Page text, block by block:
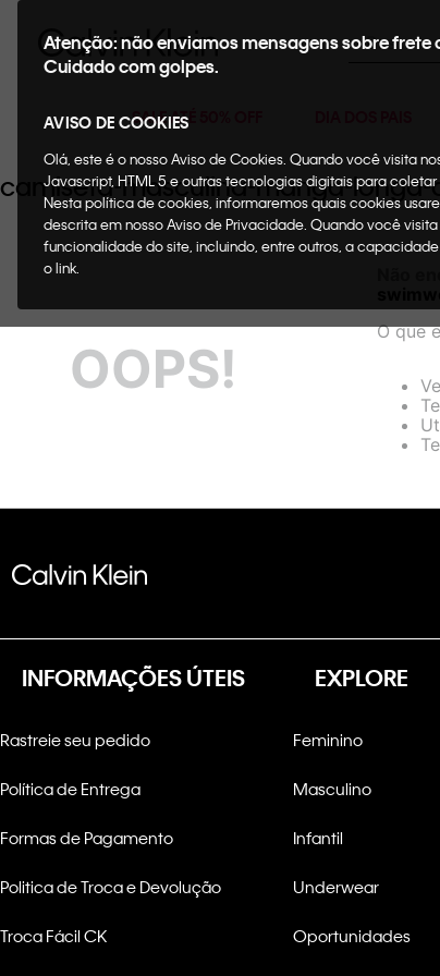
Buscar
SALE ATÉ 50% OFF
Atenção: não enviamos mensagens sobre
Cuidado com golpes.
AVISO DE COOKIES
Olá, este é o nosso Aviso de Cookies. Quando você visita
Javascript, HTML 5 e outras tecnologias digitais para
Nesta política de cookies, informaremos quais cookies
descrita em nosso Aviso de Privacidade. Quando você
funcionalidade do site, incluindo, entre outros, a
o link.
camiseta-masculina-manga-
OOPS!
O que
INFORMAÇÕES ÚTEIS
Rastreie seu pedido
Política de Entrega
Formas de Pagamento
Politica de Troca e Devolução
Troca Fácil CK
EXPLORE
Feminino
Masculino
Infantil
Underwear
Oportunidades